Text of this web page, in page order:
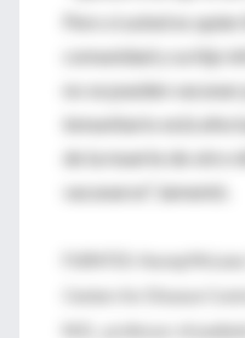
Pero si usted es
comunidad y su hijo
no se pueden
inmunitario está
de la muerte de otro
vacunarse", lamentó.